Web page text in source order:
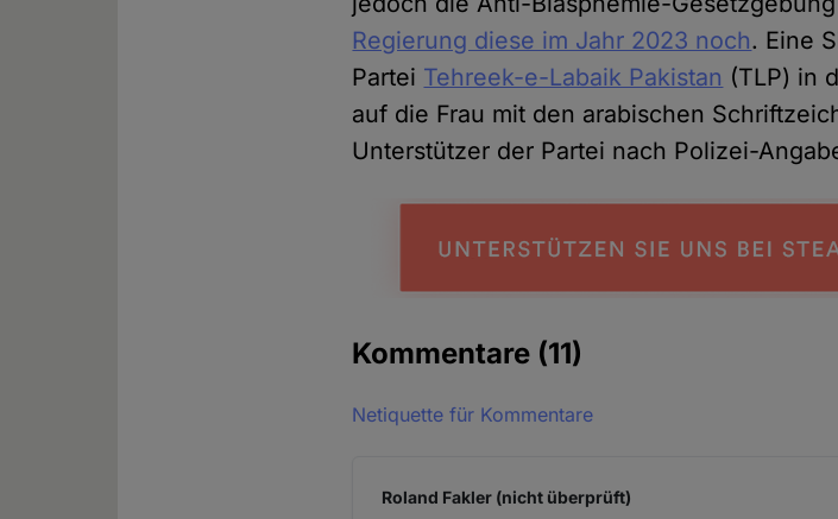
Regierung diese im Jahr 2023 noch. Eine
Partei Tehreek-e-Labaik Pakistan (TLP) in
auf die Frau mit den arabischen
Unterstützer der Partei nach Polizei-
Kommentare (11)
Netiquette für Kommentare
Roland Fakler (nicht überprüft)